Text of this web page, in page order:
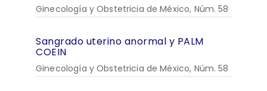
Ginecología y Obstetricia de México, Núm. 58
Sangrado uterino anormal y PALM
COEIN
Ginecología y Obstetricia de México, Núm. 58